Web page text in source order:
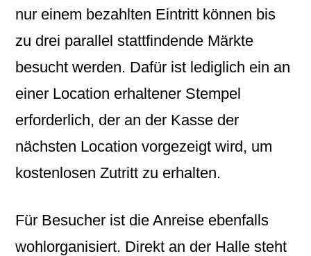
nur einem bezahlten Eintritt können bis
zu drei parallel stattfindende Märkte
besucht werden. Dafür ist lediglich ein an
einer Location erhaltener Stempel
erforderlich, der an der Kasse der
nächsten Location vorgezeigt wird, um
kostenlosen Zutritt zu erhalten.
Für Besucher ist die Anreise ebenfalls
wohlorganisiert. Direkt an der Halle steht